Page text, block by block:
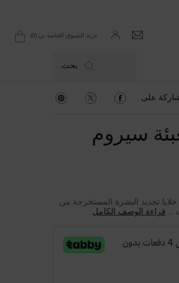
عربة التسوق الخاصة بي 0
0 product in cart
بحث
على مشاركة على Facebookمشاركة على Twitterمشاركة على Pinterest
سيروم
تجديد البشرة المستخرجة من
... قراءة الوصف الكامل